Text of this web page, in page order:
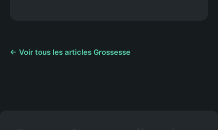
← Voir tous les articles Grossesse